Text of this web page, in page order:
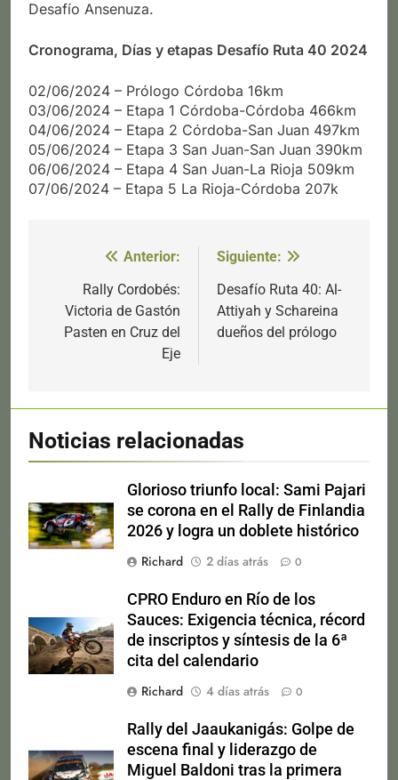
Desafío Ansenuza.
Cronograma, Días y etapas Desafío Ruta 40 2024
02/06/2024 – Prólogo Córdoba 16km
03/06/2024 – Etapa 1 Córdoba-Córdoba 466km
04/06/2024 – Etapa 2 Córdoba-San Juan 497km
05/06/2024 – Etapa 3 San Juan-San Juan 390km
06/06/2024 – Etapa 4 San Juan-La Rioja 509km
07/06/2024 – Etapa 5 La Rioja-Córdoba 207k
Navegación
entradas
Anterior:
Rally Cordobés:
Victoria de Gastón
Pasten en Cruz del
Eje
Siguiente:
Desafío Ruta 40: Al-
Attiyah y Schareina
dueños del prólogo
Noticias relacionadas
Glorioso triunfo local: Sami Pajari
se corona en el Rally de Finlandia
2026 y logra un doblete histórico
Richard
2 días atrás 0
CPRO Enduro en Río de los
Sauces: Exigencia técnica, récord
de inscriptos y síntesis de la 6ª
cita del calendario
Richard
4 días atrás 0
Rally del Jaaukanigás: Golpe de
escena final y liderazgo de
Miguel Baldoni tras la primera